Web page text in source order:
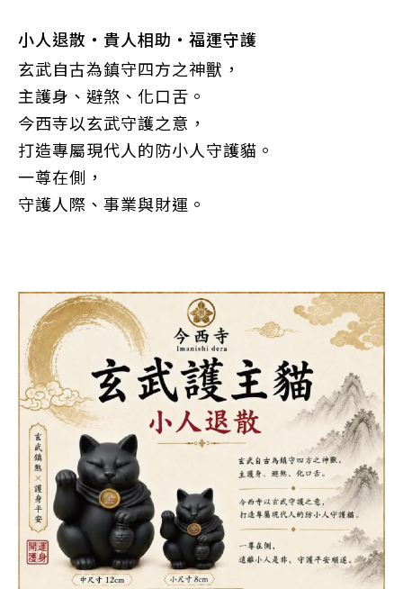
小人退散・貴人相助・福運守護
玄武自古為鎮守四方之神獸，
主護身、避煞、化口舌。
今西寺以玄武守護之意，
打造專屬現代人的防小人守護貓。
一尊在側，
守護人際、事業與財運。